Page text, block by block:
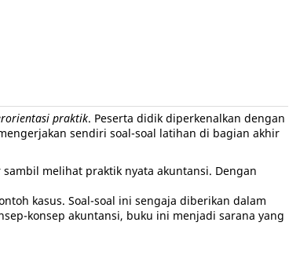
praktik. Peserta didik diperkenalkan dengan
sendiri soal-soal latihan di bagian akhir
melihat praktik nyata akuntansi. Dengan
kasus. Soal-soal ini sengaja diberikan dalam
konsep akuntansi, buku ini menjadi sarana yang